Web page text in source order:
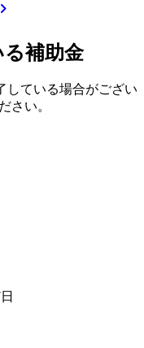
chevron_right
補助金
している場合がござい
さい。